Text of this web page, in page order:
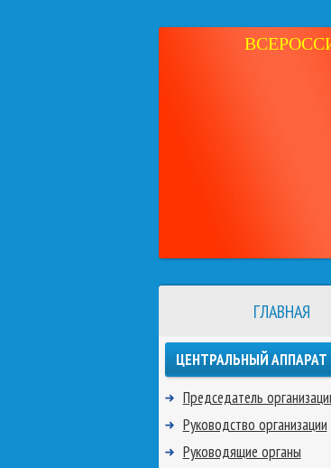
ГЛАВНАЯ
ЦЕНТРАЛЬНЫЙ АППАРАТ
Председатель
Руководство организации
Руководящие органы